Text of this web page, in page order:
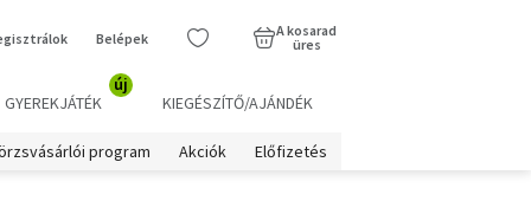
Belépek
A kosarad
üres
GYEREKJÁTÉK
új
KIEGÉSZÍTŐ/AJÁNDÉK
program Akciók Előfizetés